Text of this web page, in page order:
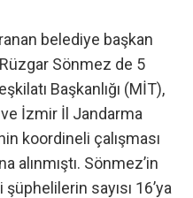
belediye başkan
Sönmez de 5
Başkanlığı (MİT),
İzmir İl Jandarma
koordineli çalışması
alınmıştı. Sönmez’in
sayısı 16’ya